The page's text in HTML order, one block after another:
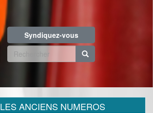
Syndiquez-vous
Formulaire
recherche
LES ANCIENS NUMEROS